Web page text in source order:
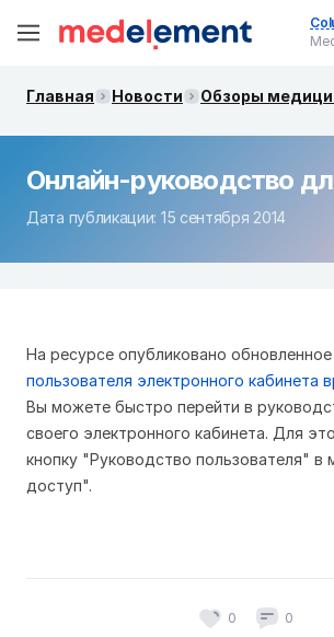
Главная Новости Обзоры
Онлайн-руководство
Дата публикации: 15 сентября 2014
На ресурсе опубликовано обновленное
пользователя электронного кабинета
Вы можете быстро перейти в
своего электронного кабинета. Для
кнопку "Руководство пользователя"
доступ".
0 0